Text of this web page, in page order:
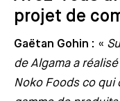
projet de
Gaëtan Gohin : «
de Algama a
Noko Foods co qui